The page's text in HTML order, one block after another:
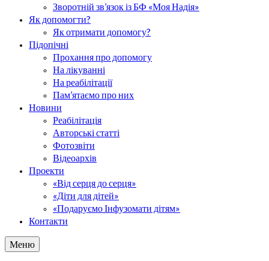
Зворотній зв’язок із БФ «Моя Надія»
Як допомогти?
Як отримати допомогу?
Підопічні
Прохання про допомогу
На лікуванні
На реабілітації
Пам’ятаємо про них
Новини
Реабілітація
Авторські статті
Фотозвіти
Відеоархів
Проекти
«Від серця до серця»
«Діти для дітей»
«Подаруємо Інфузомати дітям»
Контакти
Меню